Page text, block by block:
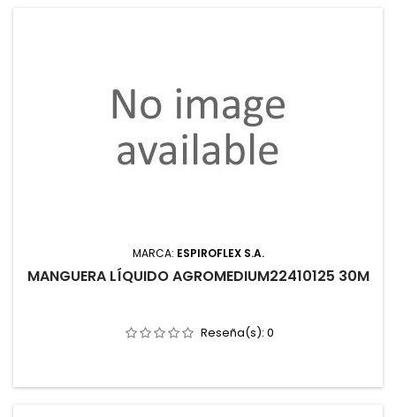
MARCA: ESPIROFLEX S.A.
MANGUERA LÍQUIDO AGROMEDIUM22410125 30M
Reseña(s): 0